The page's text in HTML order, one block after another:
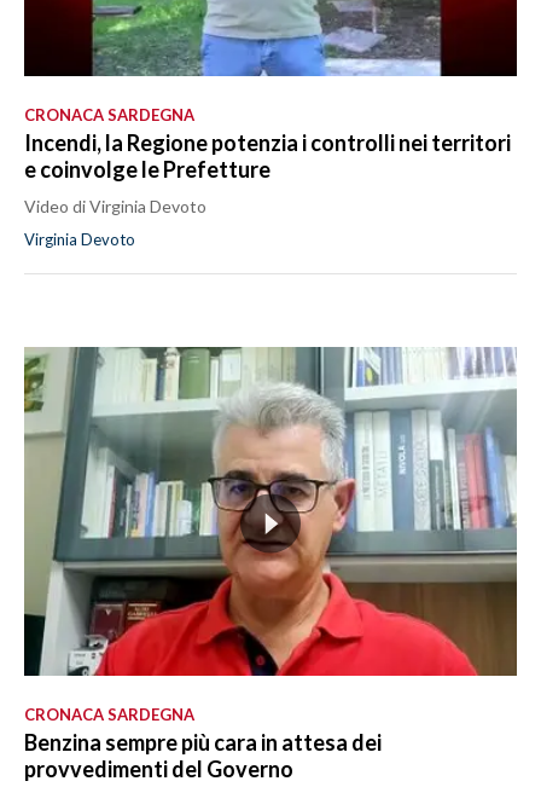
CRONACA SARDEGNA
Incendi, la Regione potenzia i controlli nei territori
e coinvolge le Prefetture
Video di Virginia Devoto
Virginia Devoto
CRONACA SARDEGNA
Benzina sempre più cara in attesa dei
provvedimenti del Governo